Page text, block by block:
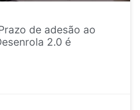
de adesão ao
2.0 é